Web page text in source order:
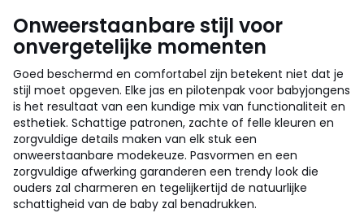
Onweerstaanbare stijl voor
onvergetelijke momenten
Goed beschermd en comfortabel zijn betekent niet dat je
stijl moet opgeven. Elke jas en pilotenpak voor babyjongens
is het resultaat van een kundige mix van functionaliteit en
esthetiek. Schattige patronen, zachte of felle kleuren en
zorgvuldige details maken van elk stuk een
onweerstaanbare modekeuze. Pasvormen en een
zorgvuldige afwerking garanderen een trendy look die
ouders zal charmeren en tegelijkertijd de natuurlijke
schattigheid van de baby zal benadrukken.